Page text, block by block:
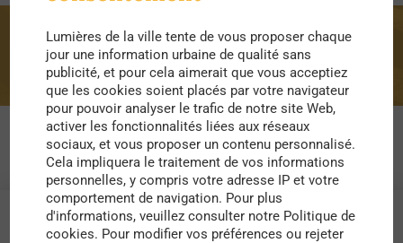
squats
Lumières de la ville tente de vous proposer chaque
jour une information urbaine de qualité sans
publicité, et pour cela aimerait que vous acceptiez
que les cookies soient placés par votre navigateur
pour pouvoir analyser le trafic de notre site Web,
activer les fonctionnalités liées aux réseaux
sociaux, et vous proposer un contenu personnalisé.
Cela impliquera le traitement de vos informations
personnelles, y compris votre adresse IP et votre
comportement de navigation. Pour plus
d'informations, veuillez consulter notre Politique de
cookies. Pour modifier vos préférences ou rejeter